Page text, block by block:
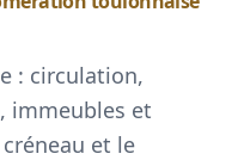
: circulation,
immeubles et
et le